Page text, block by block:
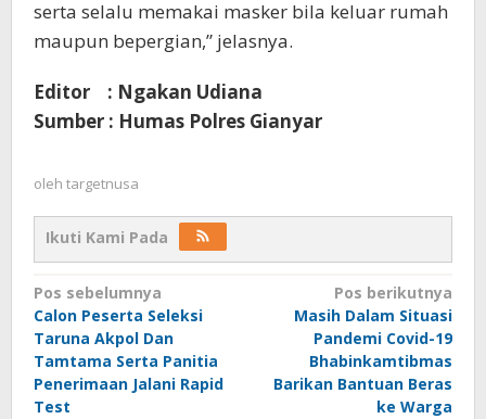
serta selalu memakai masker bila keluar rumah
maupun bepergian,” jelasnya.
Editor : Ngakan Udiana
Sumber : Humas Polres Gianyar
oleh targetnusa
Ikuti Kami Pada
Navigasi
pos
Pos sebelumnya
Calon Peserta Seleksi
Taruna Akpol Dan
Tamtama Serta Panitia
Penerimaan Jalani Rapid
Test
Pos berikutnya
Masih Dalam Situasi
Pandemi Covid-19
Bhabinkamtibmas
Barikan Bantuan Beras
ke Warga